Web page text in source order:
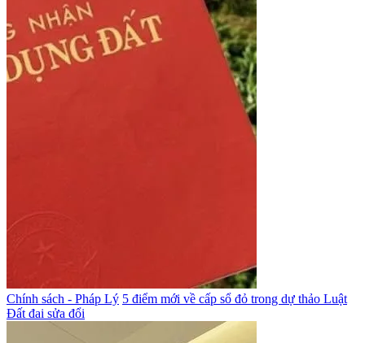
Chính sách - Pháp Lý 5 điểm mới về cấp sổ đỏ trong dự thảo Luật
Đất đai sửa đổi